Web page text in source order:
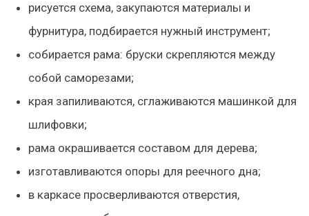
рисуется схема, закупаются материалы и
фурнитура, подбирается нужный инструмент;
собирается рама: бруски скрепляются между
собой саморезами;
края запиливаются, сглаживаются машинкой для
шлифовки;
рама окрашивается составом для дерева;
изготавливаются опоры для реечного дна;
в каркасе просверливаются отверстия,